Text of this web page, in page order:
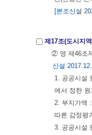
[본조신설
제17조(도시지
② 영 제46조
신설
1. 공공시설
에서 정한
2. 부지가액
따른 감정평
3. 공공시설